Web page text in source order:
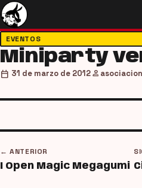
EVENTOS
Miniparty
calendar_today 31 de marzo de 2012person
← ANTERIOR
I Open Magic Megagumi